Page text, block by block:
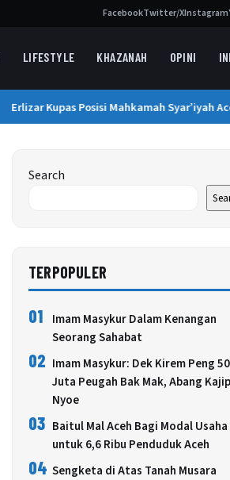
FacebookTwitter/XInstagram
LIFESTYLE KHAZANAH OPINI
Erlizar Kupas Posisi Mahkamah Syar’iyah
Search
TERPOPULER
01
Imam Masykur Dalam Kenangan
Seorang Sahabat
02 Imam Masykur: Dek Kirem Peng 50
Juta Peugah Bak Mak, Abang
Nyoe
03 Baitul Mal Aceh Bagi Modal Usaha
untuk 6,6 Ribu Penduduk Aceh
04 Sengketa di Atas Tanah Musara